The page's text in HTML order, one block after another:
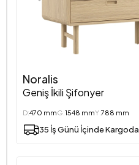
Noralis
Geniş İkili Şifonyer
D:470 mmG:1548 mmY:788 mm
35 İş Günü İçinde Kargoda